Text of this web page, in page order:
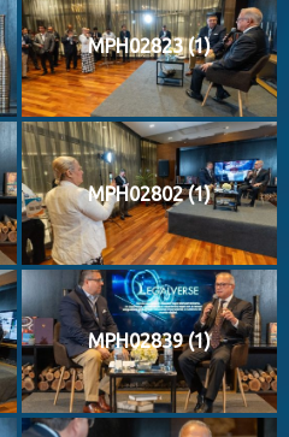
MPH02823 (1)
MPH02802 (1)
MPH02839 (1)